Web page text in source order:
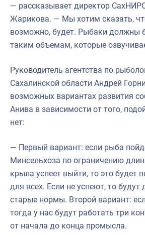
— рассказывает директор
Жарикова. — Мы хотим сказать,
возможно, будет. Рыбаки должны
таким объемам, которые
Руководитель агентства по
Сахалинской области Андрей
возможных вариантах развития
Анива в зависимости от того,
нет:
— Первый вариант: если рыба
Минсельхоза по ограничению
крыла успеет выйти, то это будет
для всех. Если не успеют, то будут
старые нормы. Второй вариант:
тогда у нас будут работать три
от начала до конца промысла.